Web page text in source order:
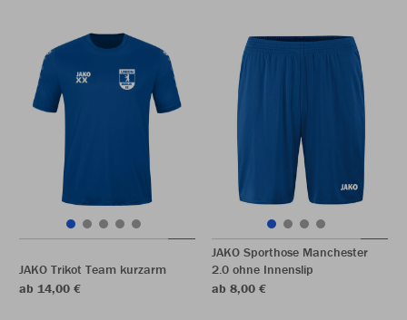
JAKO Trikot Team kurzarm
ab 14,00 €
JAKO Sporthose Manchester
2.0 ohne Innenslip
ab 8,00 €